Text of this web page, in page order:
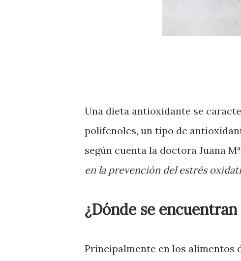
Una dieta antioxidante se
polifenoles, un tipo de
según cuenta la doctora Juana
en la prevención del estrés
¿Dónde se
Principalmente en los alimentos